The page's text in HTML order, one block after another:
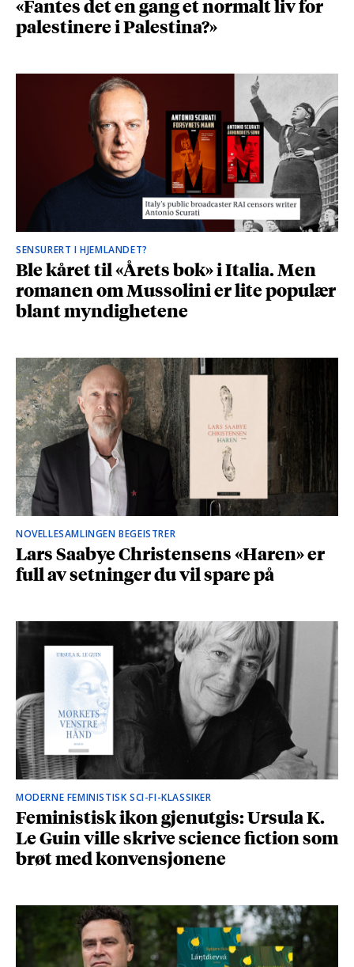
«Fantes det en gang et normalt liv for
palestinere i Palestina?»
SENSURERT I HJEMLANDET?
Ble kåret til «Årets bok» i Italia. Men
romanen om Mussolini er lite populær
blant myndighetene
NOVELLESAMLINGEN BEGEISTRER
Lars Saabye Christensens «Haren» er
full av setninger du vil spare på
MODERNE FEMINISTISK SCI-FI-KLASSIKER
Feministisk ikon gjenutgis: Ursula K.
Le Guin ville skrive science fiction som
brøt med konvensjonene